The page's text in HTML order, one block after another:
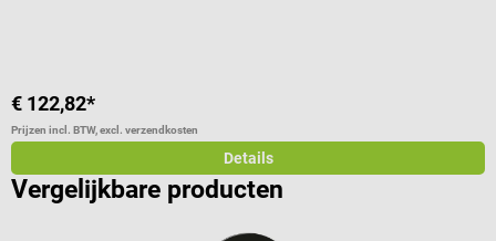
€ 122,82*
Prijzen incl. BTW, excl. verzendkosten
Details
Vergelijkbare producten